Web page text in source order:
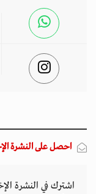
احصل على النشرة
اشترك في النشرة